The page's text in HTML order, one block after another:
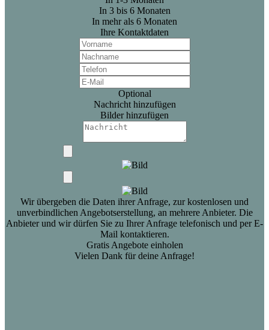
In 3 bis 6 Monaten
In mehr als 6 Monaten
Ihre Kontaktdaten
Optional
Nachricht hinzufügen
Bilder hinzufügen
Wir übergeben die Daten ihrer Anfrage, zur kostenlosen und
unverbindlichen Angebotserstellung, an mehrere Anbieter. Die
Anbieter und wir dürfen Sie zu Ihrer Anfrage telefonisch und per E-
Mail kontaktieren.
Gratis Angebote einholen
Vielen Dank für deine Anfrage!